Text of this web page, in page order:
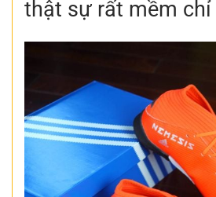
thật sự rất mềm chỉ